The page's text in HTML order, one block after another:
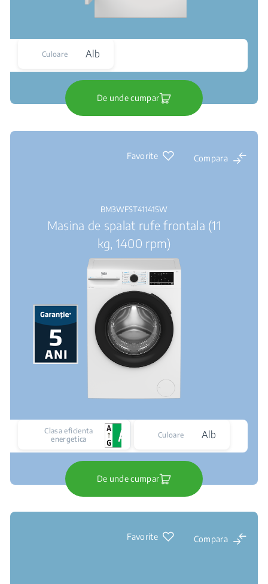
Culoare Alb
De unde cumpar
Favorite Compara
BM3WFST411415W
Masina de spalat rufe frontala (11
kg, 1400 rpm)
Clasa eficienta
energetica
Culoare Alb
De unde cumpar
Favorite Compara